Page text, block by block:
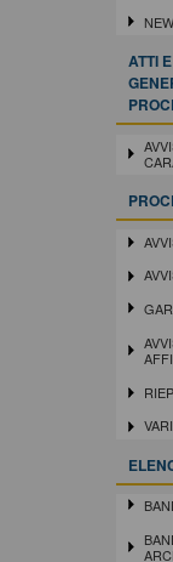
ATTI